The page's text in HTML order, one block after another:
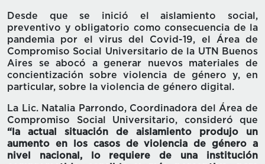
Desde que se inició el aislamiento social,
preventivo y obligatorio como consecuencia de la
pandemia por el virus del Covid-19, el Área de
Compromiso Social Universitario de la UTN Buenos
Aires se abocó a generar nuevos materiales de
concientización sobre violencia de género y, en
particular, sobre la violencia de género digital.
La Lic. Natalia Parrondo, Coordinadora del Área de
Compromiso Social Universitario, consideró que
“la actual situación de aislamiento produjo un
aumento en los casos de violencia de género a
nivel nacional, lo requiere de una institución